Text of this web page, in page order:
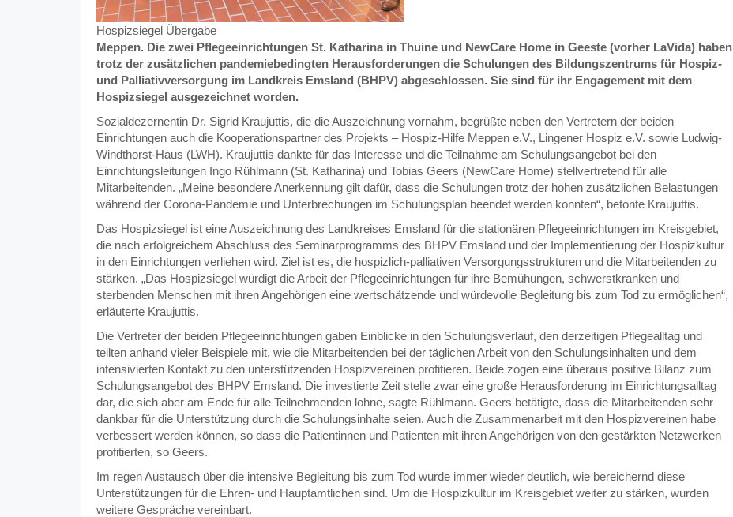
Hospizsiegel Übergabe
Meppen. Die zwei Pflegeeinrichtungen St. Katharina in Thuine und NewCare Home in Geeste (vorher LaVida) haben
trotz der zusätzlichen pandemiebedingten Herausforderungen die Schulungen des Bildungszentrums für Hospiz-
und Palliativversorgung im Landkreis Emsland (BHPV) abgeschlossen. Sie sind für ihr Engagement mit dem
Hospizsiegel ausgezeichnet worden.
Sozialdezernentin Dr. Sigrid Kraujuttis, die die Auszeichnung vornahm, begrüßte neben den Vertretern der beiden
Einrichtungen auch die Kooperationspartner des Projekts – Hospiz-Hilfe Meppen e.V., Lingener Hospiz e.V. sowie Ludwig-
Windthorst-Haus (LWH). Kraujuttis dankte für das Interesse und die Teilnahme am Schulungsangebot bei den
Einrichtungsleitungen Ingo Rühlmann (St. Katharina) und Tobias Geers (NewCare Home) stellvertretend für alle
Mitarbeitenden. „Meine besondere Anerkennung gilt dafür, dass die Schulungen trotz der hohen zusätzlichen Belastungen
während der Corona-Pandemie und Unterbrechungen im Schulungsplan beendet werden konnten“, betonte Kraujuttis.
Das Hospizsiegel ist eine Auszeichnung des Landkreises Emsland für die stationären Pflegeeinrichtungen im Kreisgebiet,
die nach erfolgreichem Abschluss des Seminarprogramms des BHPV Emsland und der Implementierung der Hospizkultur
in den Einrichtungen verliehen wird. Ziel ist es, die hospizlich-palliativen Versorgungsstrukturen und die Mitarbeitenden zu
stärken. „Das Hospizsiegel würdigt die Arbeit der Pflegeeinrichtungen für ihre Bemühungen, schwerstkranken und
sterbenden Menschen mit ihren Angehörigen eine wertschätzende und würdevolle Begleitung bis zum Tod zu ermöglichen“,
erläuterte Kraujuttis.
Die Vertreter der beiden Pflegeeinrichtungen gaben Einblicke in den Schulungsverlauf, den derzeitigen Pflegealltag und
teilten anhand vieler Beispiele mit, wie die Mitarbeitenden bei der täglichen Arbeit von den Schulungsinhalten und dem
intensivierten Kontakt zu den unterstützenden Hospizvereinen profitieren. Beide zogen eine überaus positive Bilanz zum
Schulungsangebot des BHPV Emsland. Die investierte Zeit stelle zwar eine große Herausforderung im Einrichtungsalltag
dar, die sich aber am Ende für alle Teilnehmenden lohne, sagte Rühlmann. Geers betätigte, dass die Mitarbeitenden sehr
dankbar für die Unterstützung durch die Schulungsinhalte seien. Auch die Zusammenarbeit mit den Hospizvereinen habe
verbessert werden können, so dass die Patientinnen und Patienten mit ihren Angehörigen von den gestärkten Netzwerken
profitierten, so Geers.
Im regen Austausch über die intensive Begleitung bis zum Tod wurde immer wieder deutlich, wie bereichernd diese
Unterstützungen für die Ehren- und Hauptamtlichen sind. Um die Hospizkultur im Kreisgebiet weiter zu stärken, wurden
weitere Gespräche vereinbart.